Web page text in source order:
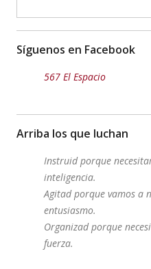
Síguenos en Facebook
567 El Espacio
Arriba los que luchan
Instruid porque
inteligencia.
Agitad porque vamos a
entusiasmo.
Organizad porque
fuerza.